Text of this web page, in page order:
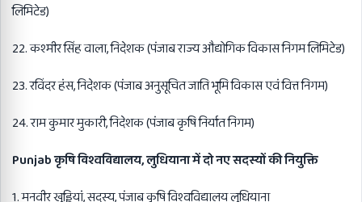
लिमिटेड)
22. कश्मीर सिंह वाला, निदेशक (पंजाब राज्य औद्योगिक विकास निगम लिमिटेड)
23. रविंदर हंस, निदेशक (पंजाब अनुसूचित जाति भूमि विकास एवं वित्त निगम)
24. राम कुमार मुकारी, निदेशक (पंजाब कृषि निर्यात निगम)
Punjab कृषि विश्वविद्यालय, लुधियाना में दो नए सदस्यों की नियुक्ति
1. मनवीर खुड्डियां, सदस्य, पंजाब कृषि विश्वविद्यालय लुधियाना